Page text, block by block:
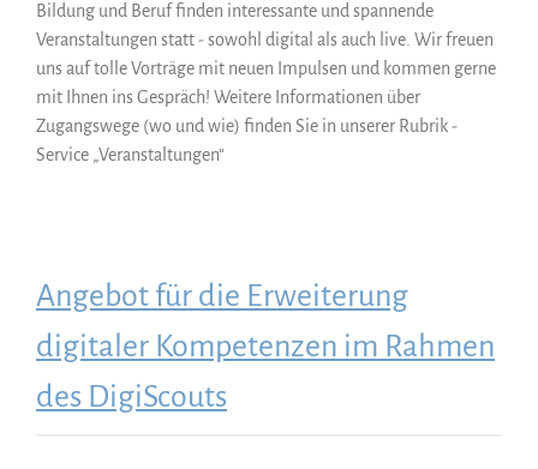
Bildung und Beruf finden interessante und spannende
Veranstaltungen statt - sowohl digital als auch live. Wir freuen
uns auf tolle Vorträge mit neuen Impulsen und kommen gerne
mit Ihnen ins Gespräch! Weitere Informationen über
Zugangswege (wo und wie) finden Sie in unserer Rubrik -
Service „Veranstaltungen“
Angebot für die Erweiterung
digitaler Kompetenzen im Rahmen
des DigiScouts